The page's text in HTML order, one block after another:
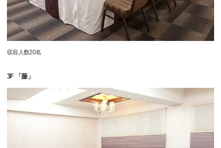
収容人数20名
3F 「藤」